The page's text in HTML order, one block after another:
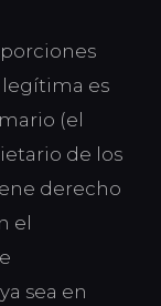
legítima es
(el
de los
derecho
el
sea en